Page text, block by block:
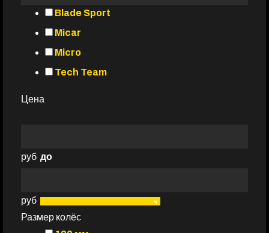
Blade Sport
Micar
Micro
Tech Team
Цена
руб до
руб
Размер колёс